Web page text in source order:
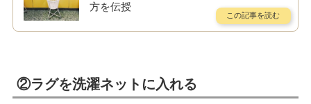
方を伝授
②ラグを洗濯ネットに入れる